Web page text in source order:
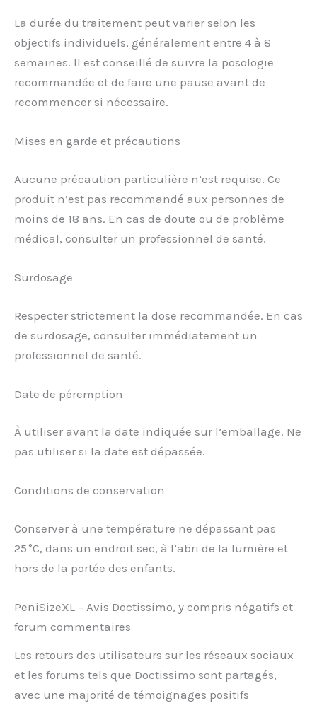
La durée du traitement peut varier selon les
objectifs individuels, généralement entre 4 à 8
semaines. Il est conseillé de suivre la posologie
recommandée et de faire une pause avant de
recommencer si nécessaire.
Mises en garde et précautions
Aucune précaution particulière n’est requise. Ce
produit n’est pas recommandé aux personnes de
moins de 18 ans. En cas de doute ou de problème
médical, consulter un professionnel de santé.
Surdosage
Respecter strictement la dose recommandée. En cas
de surdosage, consulter immédiatement un
professionnel de santé.
Date de péremption
À utiliser avant la date indiquée sur l’emballage. Ne
pas utiliser si la date est dépassée.
Conditions de conservation
Conserver à une température ne dépassant pas
25 °C, dans un endroit sec, à l’abri de la lumière et
hors de la portée des enfants.
PeniSizeXL – Avis Doctissimo, y compris négatifs et
forum commentaires
Les retours des utilisateurs sur les réseaux sociaux
et les forums tels que Doctissimo sont partagés,
avec une majorité de témoignages positifs